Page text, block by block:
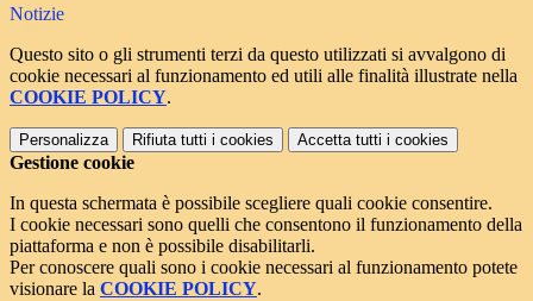
Notizie
Questo sito o gli strumenti terzi da questo utilizzati si avvalgono di
cookie necessari al funzionamento ed utili alle finalità illustrate nella
COOKIE POLICY.
Personalizza Rifiuta tutti i cookies Accetta tutti i cookies
Gestione cookie
In questa schermata è possibile scegliere quali cookie consentire.
I cookie necessari sono quelli che consentono il funzionamento della
piattaforma e non è possibile disabilitarli.
Per conoscere quali sono i cookie necessari al funzionamento potete
visionare la COOKIE POLICY.